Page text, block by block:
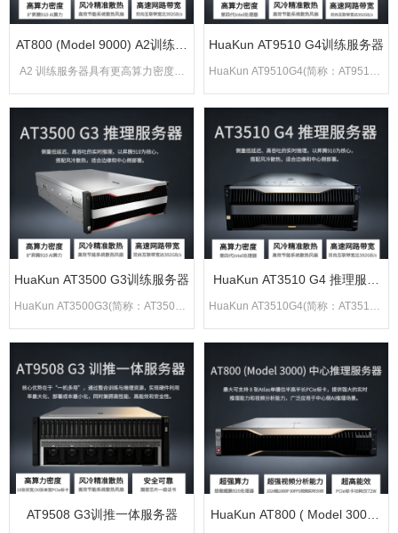
AT800 (Model 9000) A2训练服
务器用于深度学习模型开发和训
练
A2 训练服务器具有更高算力密度、
极致能效比与高速网络带宽等特点。
该服务器广泛应用于深度学习模型开
发和训练，适用于智慧城市、智慧金
融、教育科研、运营商等需要大算力
的行业领域
HuaKun AT9510 G4训练服务器
HuaKun AT9510G4(简称：AT9510G
4)训练服务器具有高算力密度、极致
能效比与高速网络带宽等特点。该服
务器广泛应用于深度学习模型开发和
训练
HuaKun AT3500 G3训练服务器
HuaKun AT3500G3(简称：AT3500G
3) 推理服务器采用8模组高效推理方
式，提供强劲AI 推理能力，在算力、
内存带宽和互联能力方面具有优势，
HuaKun AT3510 G4 推理服务
器
HuaKun AT3510G4(简称：AT3510G
4) 推理训练服务器推理服务器采用8
能力，在算力、内存带宽和互联能力
AT9508 G3训推一体服务器
HuaKun AT800 ( Model 3000 )